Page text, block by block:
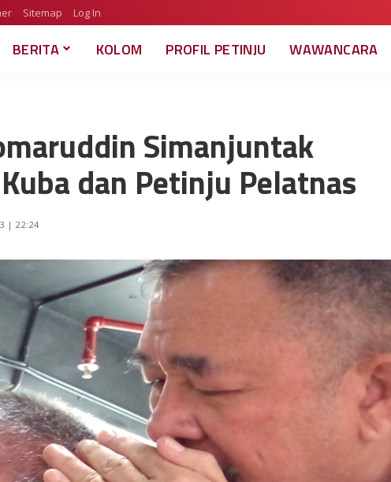
Sitemap Log In
BERITA KOLOM PROFIL PETINJU WAWANCARA
Simanjuntak
dan Petinju Pelatnas
| 22:24